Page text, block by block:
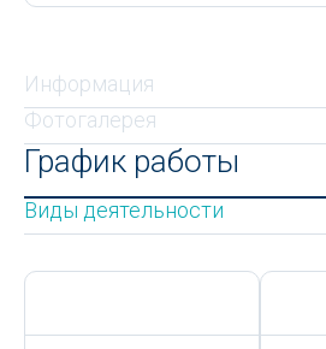
Информация
Фотогалерея
График работы
Виды деятельности